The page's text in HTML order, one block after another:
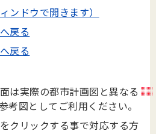
ンドウで開きます）
戻る
戻る
は実際の都市計画図と異なる
考図としてご利用ください。
クリックする事で対応する方